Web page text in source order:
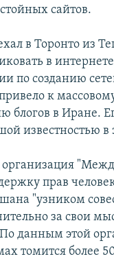
сайтов.
в Торонто из
в
по созданию
к
блогов в Иране.
известностью в
прав
"узником
за свои
данным этой
томится более